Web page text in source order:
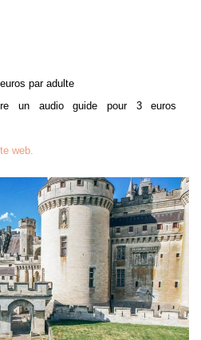
par adulte
un audio guide pour 3 euros
web.